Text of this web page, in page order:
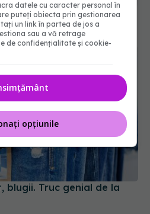
blugii. Truc genial de la
datele cu caracter personal în
puteți obiecta prin gestionarea
un link în partea de jos a
sau a vă retrage
de confidențialitate și cookie-
opțiunile